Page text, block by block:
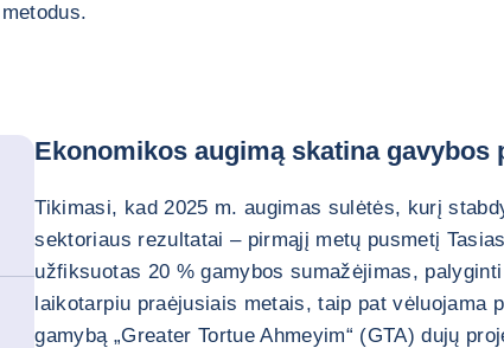
metodus.
Ekonomikos augimą skatina gavybos
Tikimasi, kad 2025 m. augimas sulėtės, kurį
sektoriaus rezultatai – pirmąjį metų pusmetį
užfiksuotas 20 % gamybos sumažėjimas,
laikotarpiu praėjusiais metais, taip pat vėluojama
gamybą „Greater Tortue Ahmeyim“ (GTA) dujų